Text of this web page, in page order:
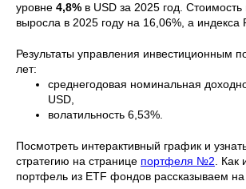
уровне 4,8% в USD за 2025 год.
выросла в 2025 году на 16,06%, а
Результаты управления инвестиционным
лет:
среднегодовая номинальная
USD,
волатильность 6,53%.
Посмотреть интерактивный график и
стратегию на странице портфеля №2. Как
портфель из ETF фондов рассказываем на